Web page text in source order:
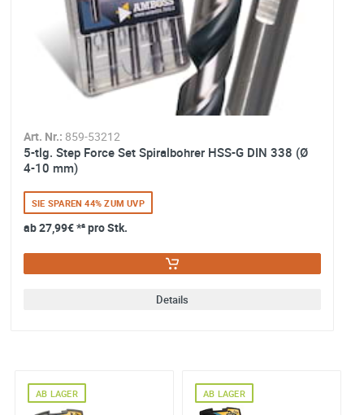
Art. Nr.: 859-53212
5-tlg. Step Force Set Spiralbohrer HSS-G DIN 338 (Ø
4-10 mm)
SIE SPAREN 44% ZUM UVP
ab27,99€*² pro Stk.
Details
AB LAGER AB LAGER